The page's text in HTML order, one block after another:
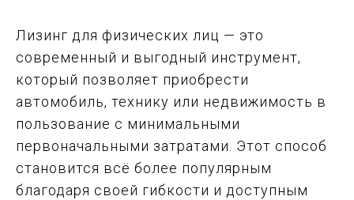
Лизинг для физических лиц — это
современный и выгодный инструмент,
который позволяет приобрести
автомобиль, технику или недвижимость в
пользование с минимальными
первоначальными затратами. Этот способ
становится всё более популярным
благодаря своей гибкости и доступным